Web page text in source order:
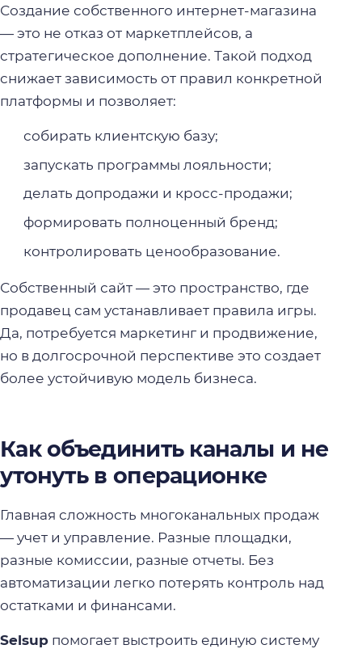
Создание собственного интернет-магазина
— это не отказ от маркетплейсов, а
стратегическое дополнение. Такой подход
снижает зависимость от правил конкретной
платформы и позволяет:
собирать клиентскую базу;
запускать программы лояльности;
делать допродажи и кросс-продажи;
формировать полноценный бренд;
контролировать ценообразование.
Собственный сайт — это пространство, где
продавец сам устанавливает правила игры.
Да, потребуется маркетинг и продвижение,
но в долгосрочной перспективе это создает
более устойчивую модель бизнеса.
Как объединить каналы и не
утонуть в операционке
Главная сложность многоканальных продаж
— учет и управление. Разные площадки,
разные комиссии, разные отчеты. Без
автоматизации легко потерять контроль над
остатками и финансами.
Selsup помогает выстроить единую систему